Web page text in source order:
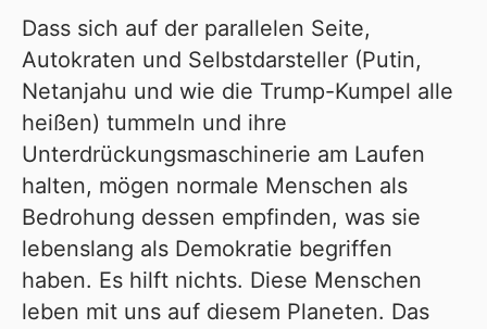
Dass sich auf der parallelen Seite,
Autokraten und Selbstdarsteller (Putin,
Netanjahu und wie die Trump-Kumpel alle
heißen) tummeln und ihre
Unterdrückungsmaschinerie am Laufen
halten, mögen normale Menschen als
Bedrohung dessen empfinden, was sie
lebenslang als Demokratie begriffen
haben. Es hilft nichts. Diese Menschen
leben mit uns auf diesem Planeten. Das